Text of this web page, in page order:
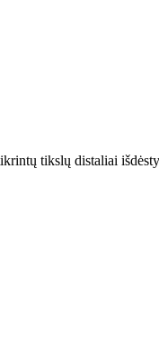
tikslų distaliai